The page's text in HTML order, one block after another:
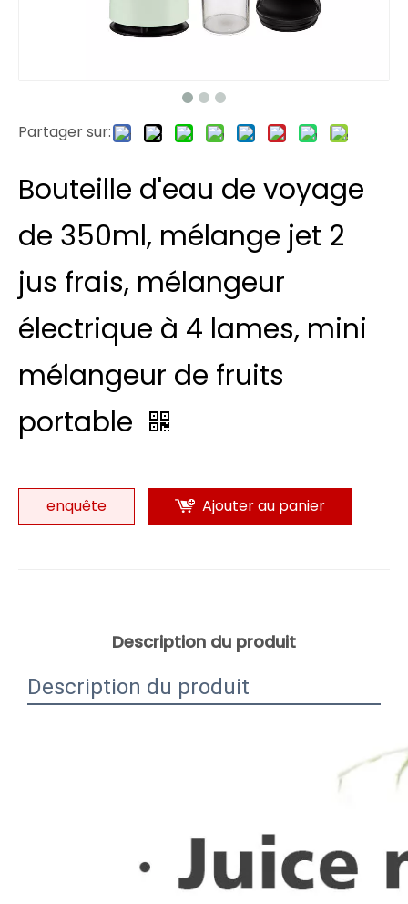
Partager sur:
Bouteille d'eau de voyage
de 350ml, mélange jet 2
jus frais, mélangeur
électrique à 4 lames, mini
mélangeur de fruits
portable
enquête Ajouter au panier
Description du produit
Description du produit